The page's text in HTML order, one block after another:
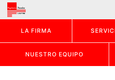
LA FIRMA
NUESTRO EQUIPO